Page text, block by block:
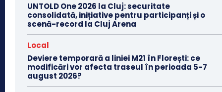
UNTOLD One 2026 la Cluj: securitate
consolidată, inițiative pentru participanți și o
scenă-record la Cluj Arena
Local
Deviere temporară a liniei M21 în Florești: ce
modificări vor afecta traseul în perioada 5-7
august 2026?